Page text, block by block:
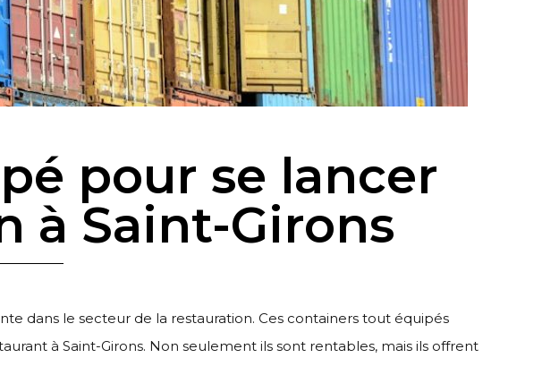
pour se lancer
à Saint-Girons
dans le secteur de la restauration. Ces containers tout équipés
à Saint-Girons. Non seulement ils sont rentables, mais ils offrent